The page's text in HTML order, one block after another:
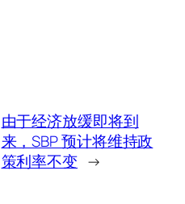
由于经济放缓即将到
来，SBP 预计将维持政
策利率不变 →